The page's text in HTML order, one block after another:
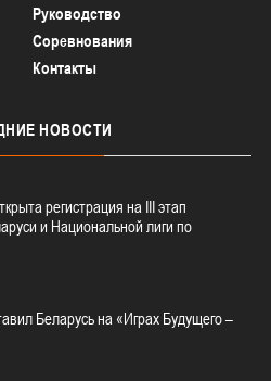
Руководство
Соревнования
Контакты
НОВОСТИ
регистрация на III этап
и Национальной лиги по
Беларусь на «Играх Будущего –